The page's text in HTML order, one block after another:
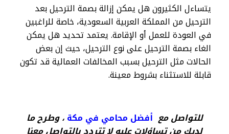
يتساءل الكثيرون هل يمكن إزالة بصمة الترحيل بعد
الترحيل من المملكة العربية السعودية، خاصة للراغبين
في العودة للعمل أو الإقامة. يعتمد تحديد هل يمكن
الغاء بصمة الترحيل على نوع الترحيل، حيث إن بعض
الحالات مثل الترحيل بسبب المخالفات العمالية قد تكون
قابلة للاستثناء بشروط معينة.
للتواصل مع أفضل محامي في مكة، وطرح ما